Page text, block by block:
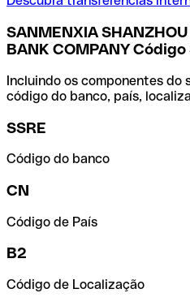
SANMENXIA
BANK COMPANY
Incluindo os componentes
código do banco, país,
SSRE
Código do banco
CN
Código de País
B2
Código de Localização